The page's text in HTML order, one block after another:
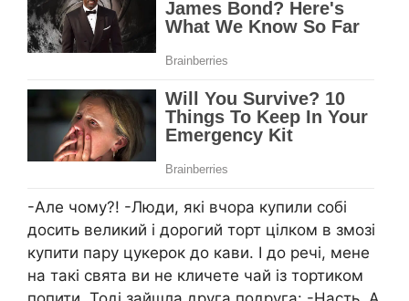
-Але чому?! -Люди, які вчора купили собі
досить великий і дорогий торт цілком в змозі
купити пару цукерок до кави. І до речі, мене
на такі свята ви не кличете чай із тортиком